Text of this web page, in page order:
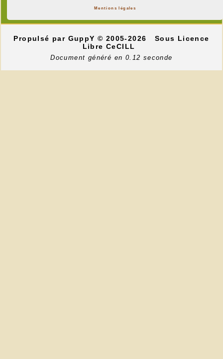
Mentions légales
Propulsé par GuppY© 2005-2026
Sous Licence
Libre CeCILL
Document généré en 0.12 seconde